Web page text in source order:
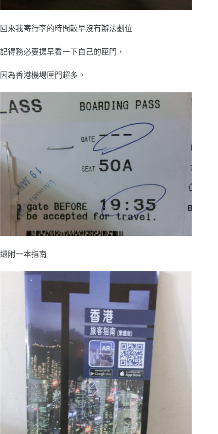
回來我寄行李的時間較早沒有辦法劃位
記得務必要提早看一下自己的匣門，
因為香港機場匣門超多。
還附一本指南